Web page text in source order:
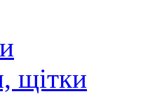
щітки